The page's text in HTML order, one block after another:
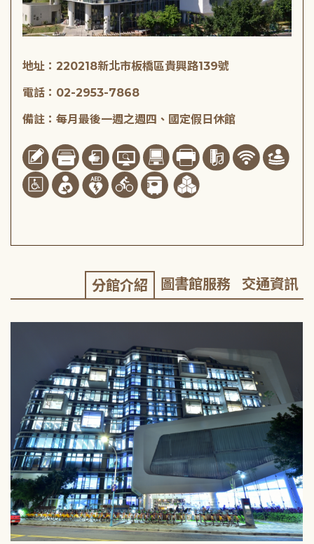
地址：220218新北市板橋區貴興路139號
電話：02-2953-7868
備註：每月最後一週之週四、國定假日休館
分館介紹 圖書館服務 交通資訊